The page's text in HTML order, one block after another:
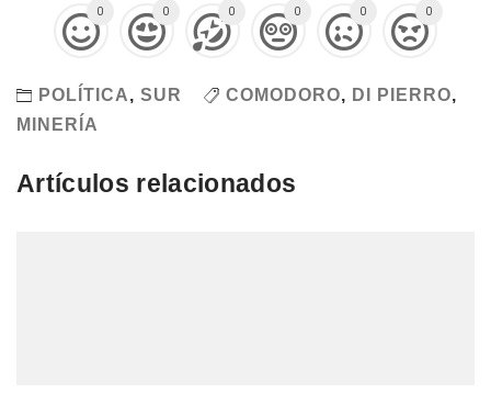
0 0 0 0 0 0
POLÍTICA, SUR COMODORO, DI PIERRO,
MINERÍA
Artículos relacionados